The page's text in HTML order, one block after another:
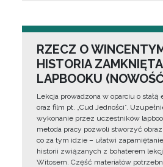
RZECZ O
HISTORIA
LAPBOOKU
Lekcja prowadzona w oparciu o
oraz film pt. „Cud Jedności”.
wykonanie przez uczestników
metoda pracy pozwoli stworzyć
co za tym idzie – ułatwi
historii związanych z bohaterem
Witosem. Część materiałów